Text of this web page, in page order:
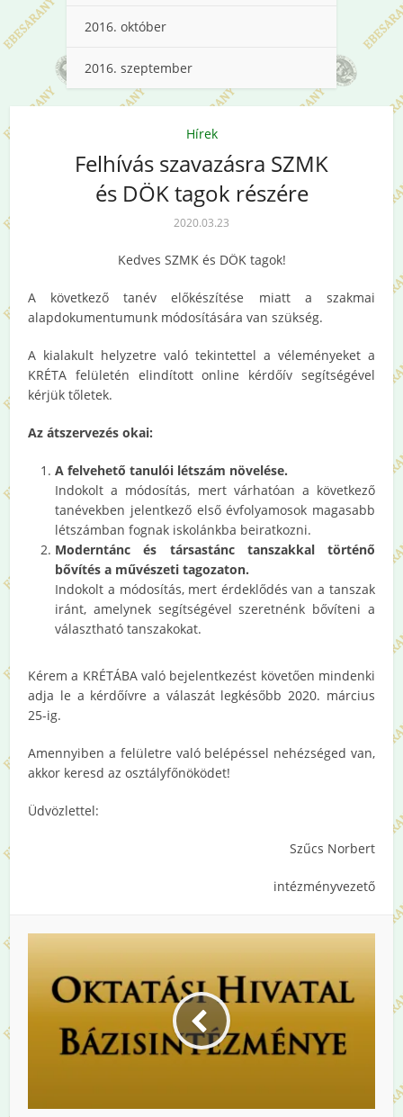
2016. október
2016. szeptember
Hírek
Felhívás szavazásra SZMK
és DÖK tagok részére
2020.03.23
Kedves SZMK és DÖK tagok!
A következő tanév előkészítése miatt a szakmai
alapdokumentumunk módosítására van szükség.
A kialakult helyzetre való tekintettel a véleményeket a
KRÉTA felületén elindított online kérdőív segítségével
kérjük tőletek.
Az átszervezés okai:
A felvehető tanulói létszám növelése.
Indokolt a módosítás, mert várhatóan a következő
tanévekben jelentkező első évfolyamosok magasabb
létszámban fognak iskolánkba beiratkozni.
Moderntánc és társastánc tanszakkal történő
bővítés a művészeti tagozaton.
Indokolt a módosítás, mert érdeklődés van a tanszak
iránt, amelynek segítségével szeretnénk bővíteni a
választható tanszakokat.
Kérem a KRÉTÁBA való bejelentkezést követően mindenki
adja le a kérdőívre a válaszát legkésőbb 2020. március
25-ig.
Amennyiben a felületre való belépéssel nehézséged van,
akkor keresd az osztályfőnöködet!
Üdvözlettel:
Szűcs Norbert
intézményvezető